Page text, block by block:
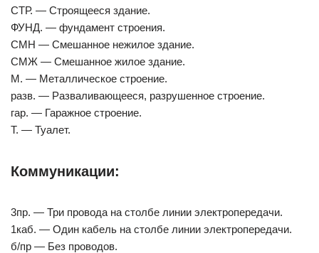
СТР. — Строящееся здание.
ФУНД. — фундамент строения.
СМН — Смешанное нежилое здание.
СМЖ — Смешанное жилое здание.
М. — Металлическое строение.
разв. — Разваливающееся, разрушенное строение.
гар. — Гаражное строение.
Т. — Туалет.
Коммуникации:
3пр. — Три провода на столбе линии электропередачи.
1каб. — Один кабель на столбе линии электропередачи.
б/пр — Без проводов.